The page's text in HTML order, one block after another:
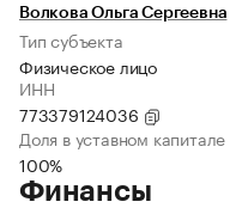
Волкова Ольга Сергеевна
Тип субъекта
Физическое лицо
ИНН
773379124036
Доля в уставном капитале
100%
Финансы